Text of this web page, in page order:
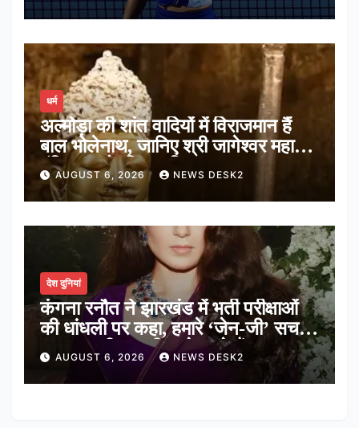
धर्म
अल्मोड़ा की शांत वादियों में विराजमान हैं
बाल भोलेनाथ, जानिए श्री जागेश्वर महादेव
मंदिर का पौराणिक इतिहास
AUGUST 6, 2026 NEWS DESK2
देश दुनियां
कंगना रनौत ने झारखंड में भर्ती परीक्षाओं
की धांधली पर कहा, हमारे ‘जेन-जी’ सच में
हर तरह की तकलीफ झेल रहे हैं
AUGUST 6, 2026 NEWS DESK2